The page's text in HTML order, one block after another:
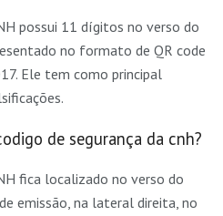
possui 11 dígitos no verso do
no formato de QR code
Ele tem como principal
de segurança da cnh?
fica localizado no verso do
emissão, na lateral direita, no